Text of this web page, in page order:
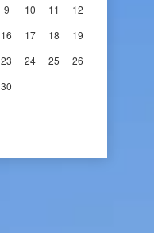
9 10 11
12
16 17 18
19
23 24 25
26
30